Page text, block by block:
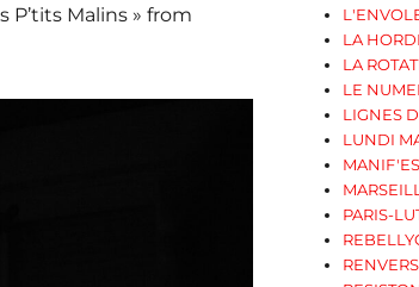
P’tits Malins » from
LA
LA
LE
LIGNES
LUNDI
PARIS-